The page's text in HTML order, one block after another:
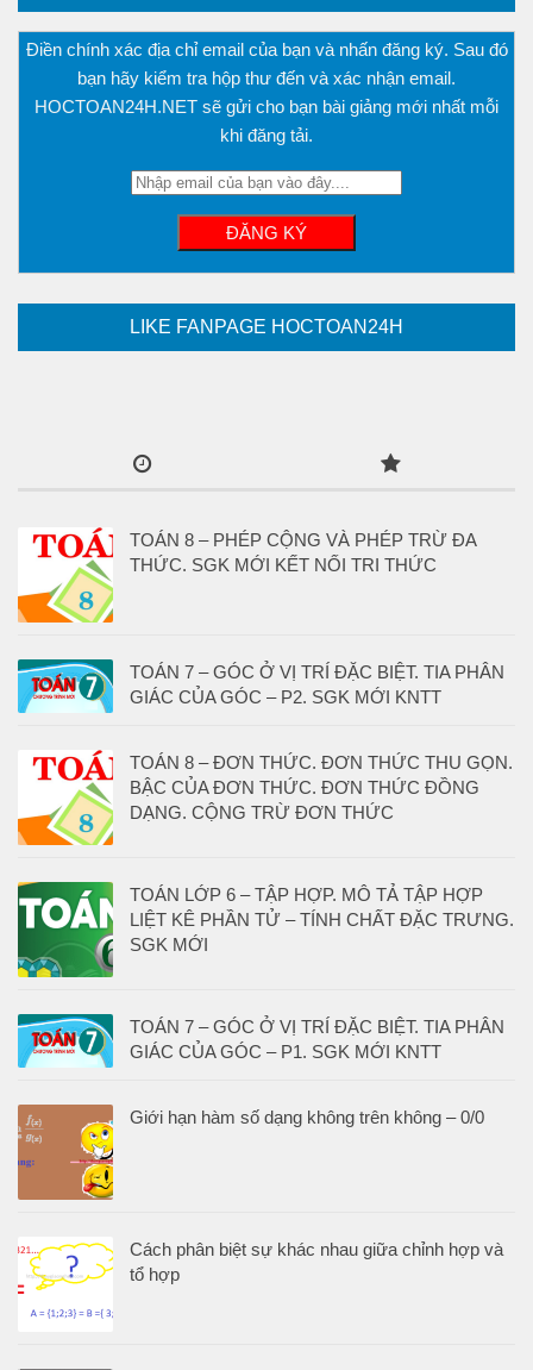
Điền chính xác địa chỉ email của bạn và nhấn đăng ký. Sau đó
bạn hãy kiểm tra hộp thư đến và xác nhận email.
HOCTOAN24H.NET sẽ gửi cho bạn bài giảng mới nhất mỗi
khi đăng tải.
LIKE FANPAGE HOCTOAN24H
TOÁN 8 – PHÉP CỘNG VÀ PHÉP TRỪ ĐA
THỨC. SGK MỚI KẾT NỐI TRI THỨC
TOÁN 7 – GÓC Ở VỊ TRÍ ĐẶC BIỆT. TIA PHÂN
GIÁC CỦA GÓC – P2. SGK MỚI KNTT
TOÁN 8 – ĐƠN THỨC. ĐƠN THỨC THU GỌN.
BẬC CỦA ĐƠN THỨC. ĐƠN THỨC ĐỒNG
DẠNG. CỘNG TRỪ ĐƠN THỨC
TOÁN LỚP 6 – TẬP HỢP. MÔ TẢ TẬP HỢP
LIỆT KÊ PHẦN TỬ – TÍNH CHẤT ĐẶC TRƯNG.
SGK MỚI
TOÁN 7 – GÓC Ở VỊ TRÍ ĐẶC BIỆT. TIA PHÂN
GIÁC CỦA GÓC – P1. SGK MỚI KNTT
Giới hạn hàm số dạng không trên không – 0/0
Cách phân biệt sự khác nhau giữa chỉnh hợp và
tổ hợp